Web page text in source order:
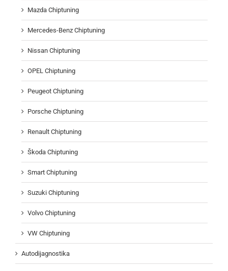
Mazda Chiptuning
Mercedes-Benz Chiptuning
Nissan Chiptuning
OPEL Chiptuning
Peugeot Chiptuning
Porsche Chiptuning
Renault Chiptuning
Škoda Chiptuning
Smart Chiptuning
Suzuki Chiptuning
Volvo Chiptuning
VW Chiptuning
Autodijagnostika